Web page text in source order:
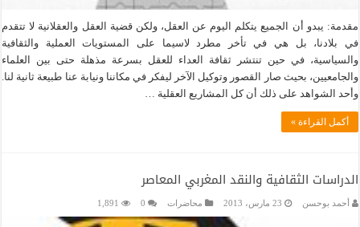
مقدمة: يبدو أن الجميع يتكلم اليوم عن العقل، ولكن قضية العقل والعقلانية لا تتقدم
في بلادنا، بل هي في تأخر مطرد لاسيما على المستويات العملية والثقافية
والسياسية، في حين تنتشر ثقافة العداء للعقل بسرعة مذهلة حتى بين العلماء
والجامعيين، بحيث صار القصور وتوكيل الآخر ليفكر في مكاننا ونيابة عنا طبيعة ثانية لنا.
وأحد الشواهد على ذلك أن كل المشاريع العقلية …
أكمل القراءة »
الدراسات الثقافية والنقد المغربي المعاصر
أحمد بوحسن 23 مارس، 2013 محاضرات 0
1,891